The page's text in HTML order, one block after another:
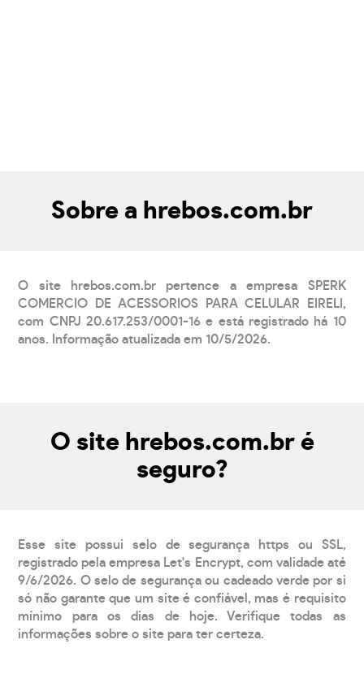
Sobre a hrebos.com.br
O site hrebos.com.br pertence a empresa SPERK
COMERCIO DE ACESSORIOS PARA CELULAR EIRELI,
com CNPJ 20.617.253/0001-16 e está registrado há 10
anos. Informação atualizada em 10/5/2026.
O site hrebos.com.br é
seguro?
Esse site possui selo de segurança https ou SSL,
registrado pela empresa Let's Encrypt, com validade até
9/6/2026. O selo de segurança ou cadeado verde por si
só não garante que um site é confiável, mas é requisito
mínimo para os dias de hoje. Verifique todas as
informações sobre o site para ter certeza.